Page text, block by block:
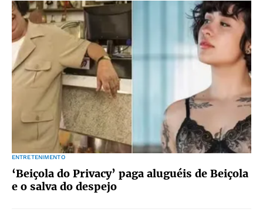
ENTRETENIMENTO
‘Beiçola do Privacy’ paga aluguéis de Beiçola
e o salva do despejo